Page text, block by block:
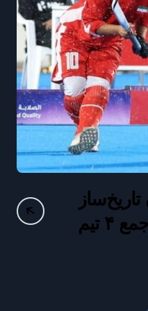
شدند؛ ایستادن در جمع ۴ تیم